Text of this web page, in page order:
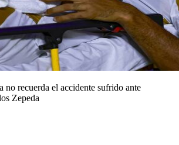
no recuerda el accidente sufrido ante
Zepeda